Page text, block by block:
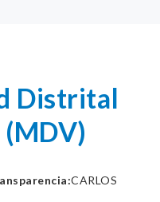
Distrital
CARLOS